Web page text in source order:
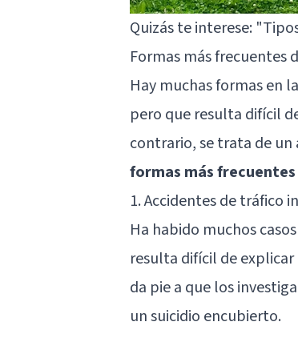
Quizás te interese:
Formas más frecuentes
Hay muchas formas en
pero que resulta difícil
contrario, se trata de
formas más
1. Accidentes de tráfico
Ha habido muchos
resulta difícil de
da pie a que los
un suicidio encubierto.